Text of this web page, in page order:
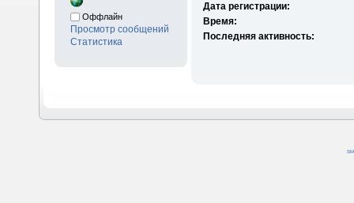
Оффлайн
Просмотр сообщений
Статистика
Дата регистрации:
Время:
Последняя активность: